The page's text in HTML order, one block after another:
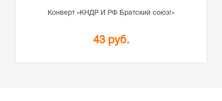
Конверт «КНДР И РФ Братский союз!»
43 руб.